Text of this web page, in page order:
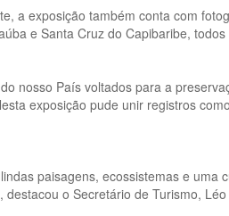
a exposição também conta com
e Santa Cruz do Capibaribe,
nosso País voltados para a
exposição pude unir registros
paisagens, ecossistemas e uma
o Secretário de Turismo,